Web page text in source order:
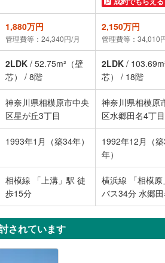
1,880万円
管理費等：24,340円/月
2,150万円
管理費等：34,010
2LDK / 52.75m²（壁
芯）
/ 8階
2LDK /
芯）
/ 18階
神奈川県相模原市中央
区星が丘3丁目
神奈川県相模原
区水郷田名4丁目
1993年1月（築34年）
1992年12月（
年）
相模線 「上溝」駅 徒
歩15分
横浜線 「相模原
バス34分 水郷
ス停下車 徒歩8
されています